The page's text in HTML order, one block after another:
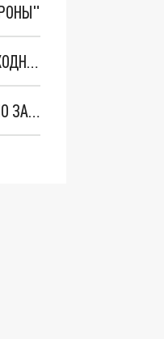
МИНОБОРОНЫ АРМЕНИИ РАССКАЗАЛО О СИТУАЦИИ НА ГРАНИЦЕ С АЗЕРБАЙДЖАНОМ: ВЫХОДНЫЕ ПРОШЛИ НЕСПОКОЙНО
“ПОПЫТКА ИСКУССТВЕННОЙ ЭСКАЛАЦИИ”: МИНОБОРОНЫ АРМЕНИИ ПРОКОММЕНТИРОВАЛО ЗАЯВЛЕНИЕ БАКУ